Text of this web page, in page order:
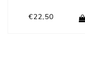
€22,50